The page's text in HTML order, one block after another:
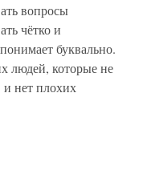
вопросы
чётко и
буквально.
людей, которые не
и нет плохих